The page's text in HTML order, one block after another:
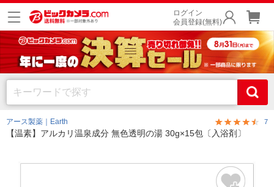
ログイン
会員登録(無料)
アース製薬｜Earth 7
【温素】アルカリ温泉成分 無色透明の湯 30g×15包〔入浴剤〕